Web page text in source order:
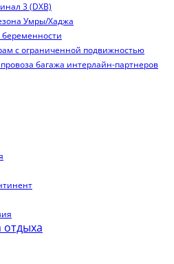
3 (DXB)
Умры/Хаджа
с ограниченной подвижностью
багажа интерлайн-партнеров